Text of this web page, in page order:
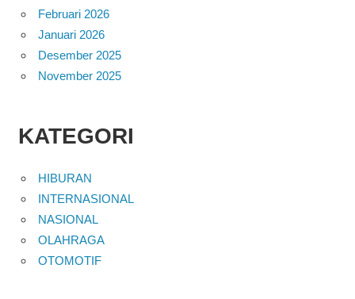
Februari 2026
Januari 2026
Desember 2025
November 2025
KATEGORI
HIBURAN
INTERNASIONAL
NASIONAL
OLAHRAGA
OTOMOTIF